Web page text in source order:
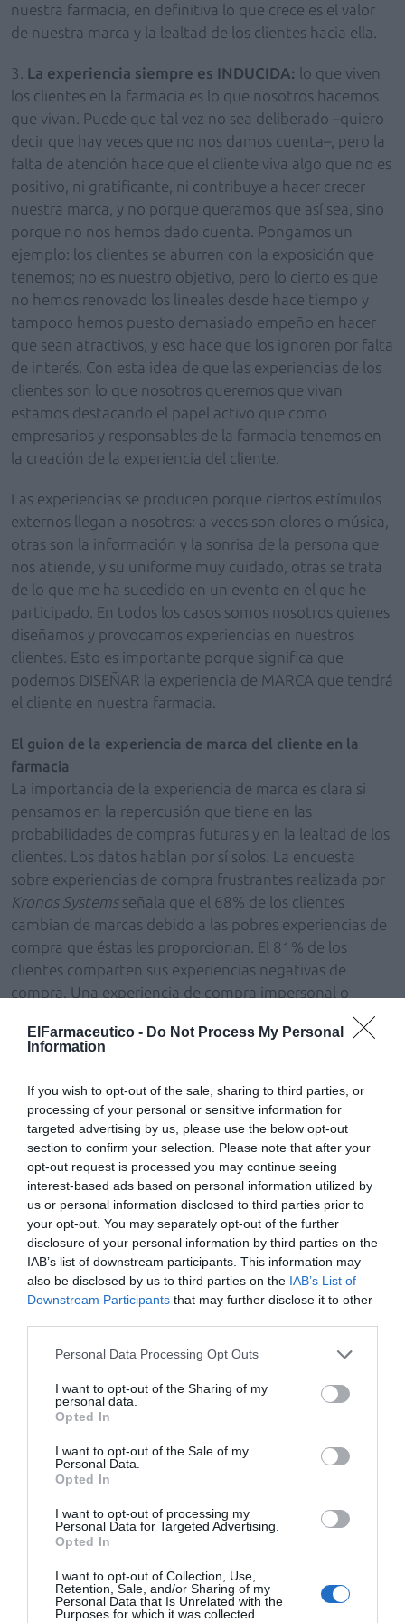
ElFarmaceutico - Do Not Process My Personal
Information
If you wish to opt-out of the sale, sharing to third parties, or
processing of your personal or sensitive information for
targeted advertising by us, please use the below opt-out
section to confirm your selection. Please note that after your
opt-out request is processed you may continue seeing
interest-based ads based on personal information utilized by
us or personal information disclosed to third parties prior to
your opt-out. You may separately opt-out of the further
disclosure of your personal information by third parties on the
IAB’s list of downstream participants. This information may
also be disclosed by us to third parties on the IAB’s List of
Downstream Participants that may further disclose it to other
Personal Data Processing Opt Outs
I want to opt-out of the Sharing of my
personal data.
Opted In
I want to opt-out of the Sale of my
Personal Data.
Opted In
I want to opt-out of processing my
Personal Data for Targeted Advertising.
Opted In
I want to opt-out of Collection, Use,
Retention, Sale, and/or Sharing of my
Personal Data that Is Unrelated with the
Purposes for which it was collected.
nuestra farmacia, en definitiva lo que crece es el valor
de nuestra marca y la lealtad de los clientes hacia ella.
3. La experiencia siempre es INDUCIDA: lo que viven
los clientes en la farmacia es lo que nosotros hacemos
que vivan. Puede que tal vez no sea deliberado –quiero
decir que hay veces que no nos damos cuenta–, pero la
falta de atención hace que el cliente viva algo que no es
positivo, ni gratificante, ni contribuye a hacer crecer
nuestra marca, y no porque queramos que así sea, sino
porque no nos hemos dado cuenta. Pongamos un
ejemplo: los clientes se aburren con la exposición que
tenemos; no es nuestro objetivo, pero lo cierto es que
no hemos renovado los lineales desde hace tiempo y
tampoco hemos puesto demasiado empeño en hacer
que sean atractivos, y eso hace que los ignoren por falta
de interés. Con esta idea de que las experiencias de los
clientes son lo que nosotros queremos que vivan
estamos destacando el papel activo que como
empresarios y responsables de la farmacia tenemos en
la creación de la experiencia del cliente.
Las experiencias se producen porque ciertos estímulos
externos llegan a nosotros: a veces son olores o música,
otras son la información y la sonrisa de la persona que
nos atiende, y su uniforme muy cuidado, otras se trata
de lo que me ha sucedido en un evento en el que he
participado. En todos los casos somos nosotros quienes
diseñamos y provocamos experiencias en nuestros
clientes. Esto es importante porque significa que
podemos DISEÑAR la experiencia de MARCA que tendrá
el cliente en nuestra farmacia.
El guion de la experiencia de marca del cliente en la
farmacia
La importancia de la experiencia de marca es clara si
pensamos en la repercusión que tiene en las
probabilidades de compras futuras y en la lealtad de los
clientes. Los datos hablan por sí solos. La encuesta
sobre experiencias de compra frustrantes realizada por
Kronos Systemsseñala que el 68% de los clientes
cambian de marcas debido a las pobres experiencias de
compra que éstas les proporcionan. El 81% de los
clientes comparten sus experiencias negativas de
compra. Una experiencia de compra impersonal o
claramente insatisfactoria se cuenta, daña la lealtad de
los clientes y aumenta la probabilidad de que estos
dice que así lo hará: cambiará de establecimiento y lo
hará de manera definitiva.
Sin embargo, hay una razón más poderosa que la
amenaza de una mala o pobre experiencia de marca, y
es la necesidad imperiosa que tiene hoy la farmacia de
atraer clientes al punto de venta y favorecer la venta en
el establecimiento. Sin necesidad de que haya habido
una mala experiencia, el mero hecho de que comprar
sea poco gratificante solo favorece la venta online, un
canal donde las expectativas experienciales del cliente
son, de momento, precio y conveniencia. No podemos
permitir que los clientes se vayan a comprar online. Las
plantillas bien formadas y preparadas tienen que
articular una experiencia de compra memorable que
Diseñar o maquetar la experiencia es definir cómo
interacciones del cliente con la farmacia; es decir, qué
debería suceder en cada elemento de contacto:
escaparate, cartelería, diálogo con el equipo…
Técnicamente se llamatouchpointa cada elemento de
contacto en el que se proyecta la marca.